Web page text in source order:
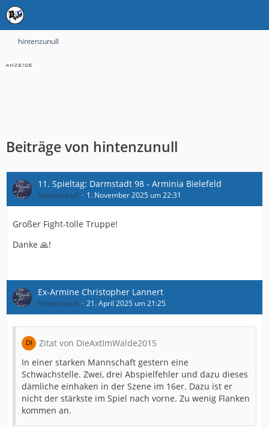
hintenzunull
Beiträge von hintenzunull
11. Spieltag: Darmstadt 98 - Arminia Bielefeld
hintenzunull 1. November 2025 um 22:31
Großer Fight-tolle Truppe!
Danke 🙏!
Ex-Armine Christopher Lannert
hintenzunull 21. April 2025 um 21:25
Zitat von DieAxtImWalde2015
In einer starken Mannschaft gestern eine
Schwachstelle. Zwei, drei Abspielfehler und dazu dieses
dämliche einhaken in der Szene im 16er. Dazu ist er
nicht der stärkste im Spiel nach vorne. Zu wenig Flanken
kommen an.